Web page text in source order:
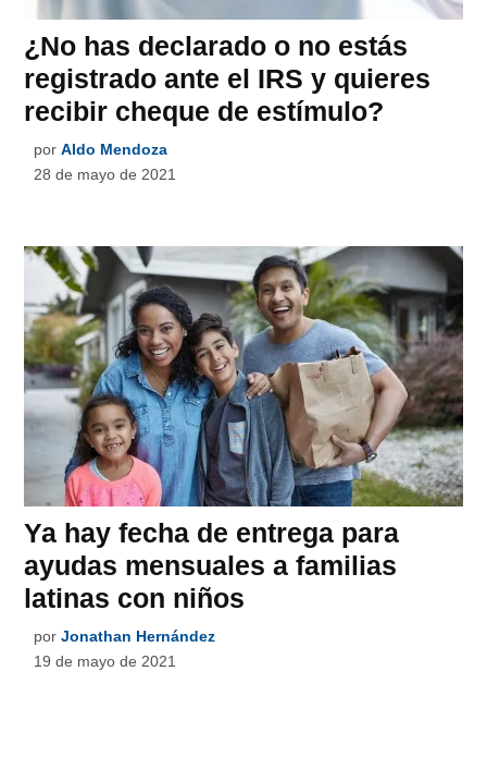
¿No has declarado o no estás
registrado ante el IRS y quieres
recibir cheque de estímulo?
por Aldo Mendoza
28 de mayo de 2021
Ya hay fecha de entrega para
ayudas mensuales a familias
latinas con niños
por Jonathan Hernández
19 de mayo de 2021